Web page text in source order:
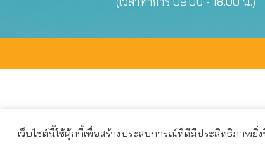
เว็บไซต์นี้ใช้คุ้กกี้เพื่อสร้างประสบการณ์ที่ดีมีประสิทธิภาพยิ่
เว็บไซต์นี้ใช้คุกกี้เพื่อมอบประสบการณ์การใช้งา